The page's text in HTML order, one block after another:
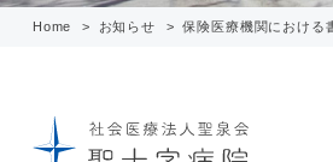
Home お知らせ 保険医療機関における書面掲示事項の